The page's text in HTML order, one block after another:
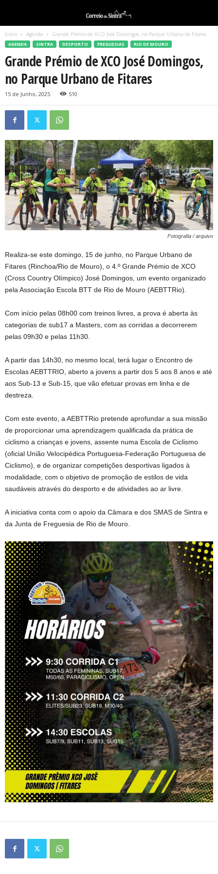
Início Agenda Grande Prémio de XCO José Domingos, no Parque Urbano de Fitares
AGENDA SINTRA DESPORTO FREGUESIAS RIO DE MOURO
Grande Prémio de XCO José Domingos,
no Parque Urbano de Fitares
15 de Junho, 2025 510
Fotografia / arquivo
Realiza-se este domingo, 15 de junho, no Parque Urbano de
Fitares (Rinchoa/Rio de Mouro), o 4.º Grande Prémio de XCO
(Cross Country Olímpico) José Domingos, um evento organizado
pela Associação Escola BTT de Rio de Mouro (AEBTTRio).
Com início pelas 08h00 com treinos livres, a prova é aberta às
categorias de sub17 a Masters, com as corridas a decorrerem
pelas 09h30 e pelas 11h30.
A partir das 14h30, no mesmo local, terá lugar o Encontro de
Escolas AEBTTRIO, aberto a jovens a partir dos 5 aos 8 anos e até
aos Sub-13 e Sub-15, que vão efetuar provas em linha e de
destreza.
Com este evento, a AEBTTRio pretende aprofundar a sua missão
de proporcionar uma aprendizagem qualificada da prática de
ciclismo a crianças e jovens, assente numa Escola de Ciclismo
(oficial União Velocipédica Portuguesa-Federação Portuguesa de
Ciclismo), e de organizar competições desportivas ligados à
modalidade, com o objetivo de promoção de estilos de vida
saudáveis através do desporto e de atividades ao ar livre.
A iniciativa conta com o apoio da Câmara e dos SMAS de Sintra e
da Junta de Freguesia de Rio de Mouro.